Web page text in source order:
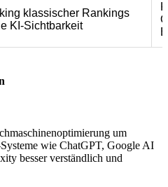
klassischer Rankings
KI-Sichtbarkeit
um
wie ChatGPT, Google AI
besser verständlich und